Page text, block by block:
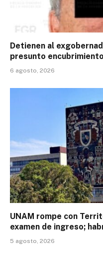
Detienen al
presunto
6 agosto, 2026
UNAM rompe con
examen de ingreso;
5 agosto, 2026